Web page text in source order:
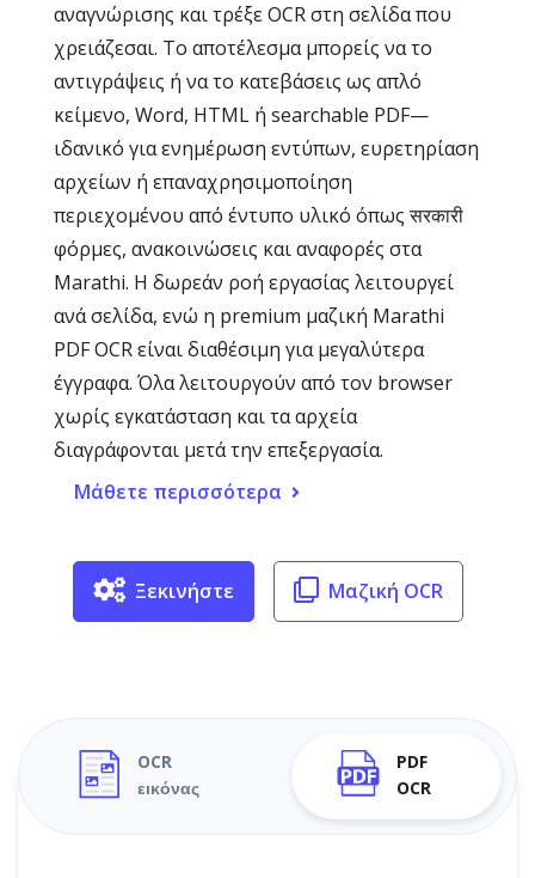
αναγνώρισης και τρέξε OCR στη σελίδα που
χρειάζεσαι. Το αποτέλεσμα μπορείς να το
αντιγράψεις ή να το κατεβάσεις ως απλό
κείμενο, Word, HTML ή searchable PDF—
ιδανικό για ενημέρωση εντύπων, ευρετηρίαση
αρχείων ή επαναχρησιμοποίηση
περιεχομένου από έντυπο υλικό όπως सरकारी
φόρμες, ανακοινώσεις και αναφορές στα
Marathi. Η δωρεάν ροή εργασίας λειτουργεί
ανά σελίδα, ενώ η premium μαζική Marathi
PDF OCR είναι διαθέσιμη για μεγαλύτερα
έγγραφα. Όλα λειτουργούν από τον browser
χωρίς εγκατάσταση και τα αρχεία
διαγράφονται μετά την επεξεργασία.
Μάθετε περισσότερα
Ξεκινήστε Μαζική OCR
OCR
εικόνας
PDF
OCR